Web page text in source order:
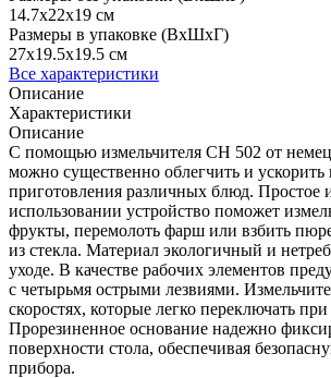
14.7x22x19 см
Размеры в упаковке (ВхШхГ)
27x19.5x19.5 см
Все характеристики
Описание
Характеристики
Описание
С помощью измельчителя CH 502 от
можно существенно облегчить и ускорить
приготовления различных блюд. Простое
использовании устройство поможет
фрукты, перемолоть фарш или взбить
из стекла. Материал экологичный и
уходе. В качестве рабочих элементов
с четырьмя острыми лезвиями.
скоростях, которые легко переключать
Прорезиненное основание надежно
поверхности стола, обеспечивая
прибора.